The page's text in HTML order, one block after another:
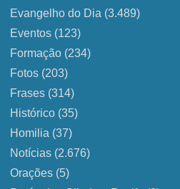
Evangelho do Dia (3.489)
Eventos (123)
Formação (234)
Fotos (203)
Frases (314)
Histórico (35)
Homilia (37)
Notícias (2.676)
Orações (5)